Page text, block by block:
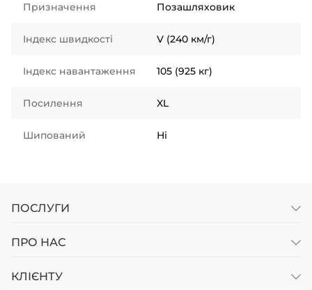
Призначення Позашляховик
Індекс швидкості V (240 км/г)
Індекс навантаження 105 (925 кг)
Посилення XL
Шипований Ні
ПОСЛУГИ
ПРО НАС
КЛІЄНТУ